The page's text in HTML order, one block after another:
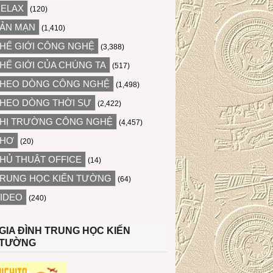
(120)
MẠN (1,410)
GIỚI CÔNG NGHỆ (3,388)
GIỚI CỦA CHÚNG TA (517)
DÒNG CÔNG NGHỆ (1,498)
DÒNG THỜI SỰ (2,422)
TRƯỜNG CÔNG NGHỆ (4,457)
(20)
THUẬT OFFICE (14)
HỌC KIẾN TƯỜNG (64)
(240)
ĐÌNH TRUNG HỌC KIẾN